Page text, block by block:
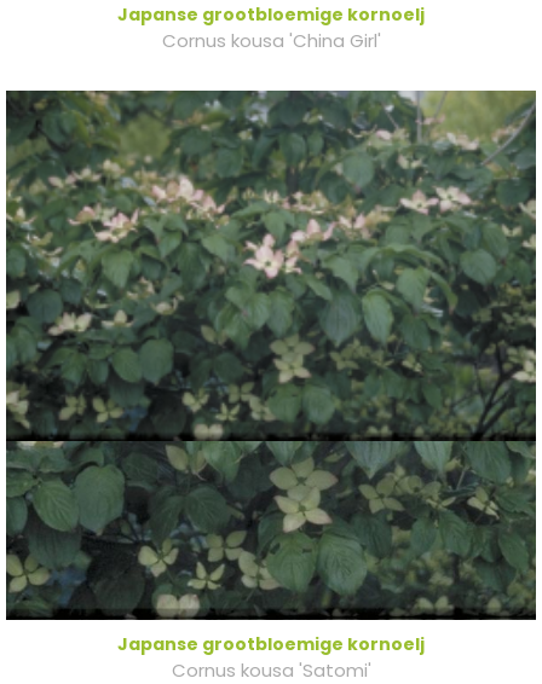
Japanse grootbloemige kornoelj
Cornus kousa 'China Girl'
Japanse grootbloemige kornoelj
Cornus kousa 'Satomi'